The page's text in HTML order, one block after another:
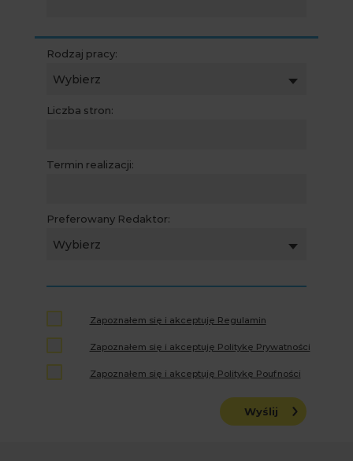
Rodzaj pracy:
Wybierz
Liczba stron:
Termin realizacji:
Preferowany Redaktor:
Wybierz
Zapoznałem się i akceptuję Regulamin
Zapoznałem się i akceptuję Politykę Prywatności
Zapoznałem się i akceptuję Politykę Poufności
Wyślij